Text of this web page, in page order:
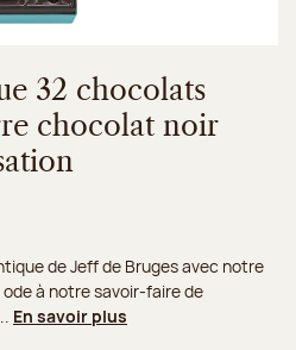
32 chocolats
chocolat noir
de Jeff de Bruges avec notre
à notre savoir-faire de
En savoir plus